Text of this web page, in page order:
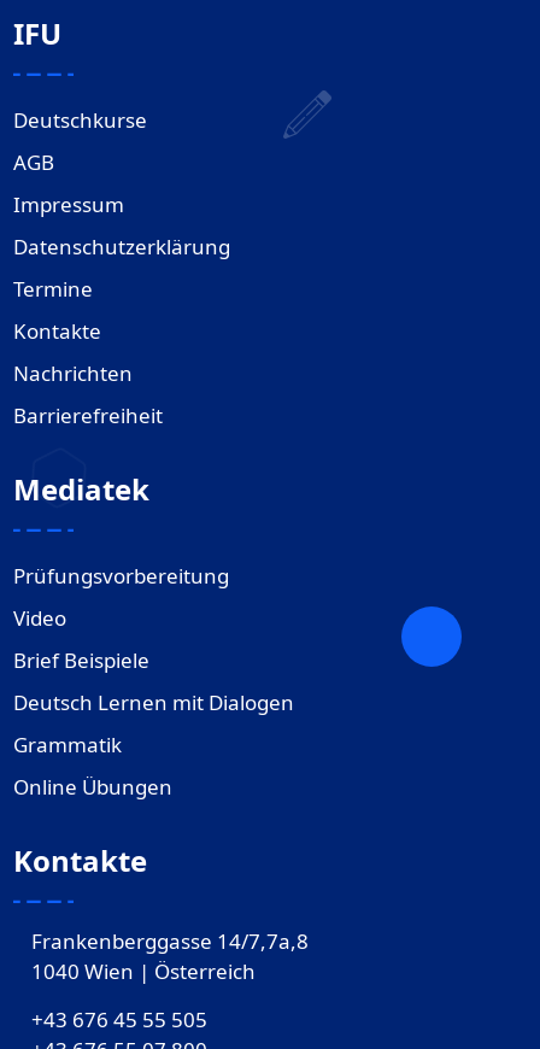
IFU
Deutschkurse
AGB
Impressum
Datenschutzerklärung
Termine
Kontakte
Nachrichten
Barrierefreiheit
Mediatek
Prüfungsvorbereitung
Video
Brief Beispiele
Deutsch Lernen mit Dialogen
Grammatik
Online Übungen
Kontakte
Frankenberggasse 14/7,7a,8
1040 Wien | Österreich
+43 676 45 55 505